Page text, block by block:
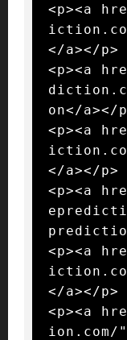
<p><a
</a></p>
<p><a
on</a></
<p><a
</a></p>
<p><a
<p><a
</a></p>
<p><a